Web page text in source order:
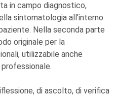
in campo diagnostico,
sintomatologia all'interno
Nella seconda parte
originale per la
utilizzabile anche
di ascolto, di verifica